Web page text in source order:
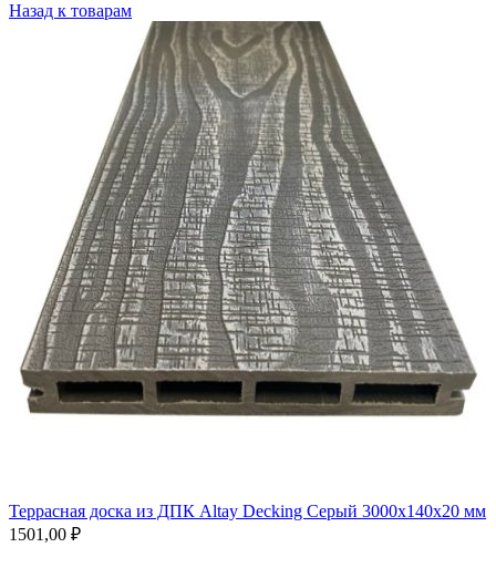
Назад к товарам
Террасная доска из ДПК Altay Decking Серый 3000х140х20 мм
1501,00 ₽